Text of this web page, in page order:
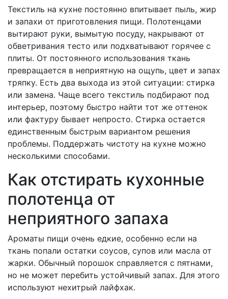
Текстиль на кухне постоянно впитывает пыль, жир
и запахи от приготовления пищи. Полотенцами
вытирают руки, вымытую посуду, накрывают от
обветривания тесто или подхватывают горячее с
плиты. От постоянного использования ткань
превращается в неприятную на ощупь, цвет и запах
тряпку. Есть два выхода из этой ситуации: стирка
или замена. Чаще всего текстиль подбирают под
интерьер, поэтому быстро найти тот же оттенок
или фактуру бывает непросто. Стирка остается
единственным быстрым вариантом решения
проблемы. Поддержать чистоту на кухне можно
несколькими способами.
Как отстирать кухонные
полотенца от
неприятного запаха
Ароматы пищи очень едкие, особенно если на
ткань попали остатки соусов, супов или масла от
жарки. Обычный порошок справляется с пятнами,
но не может перебить устойчивый запах. Для этого
используют нехитрый лайфхак.